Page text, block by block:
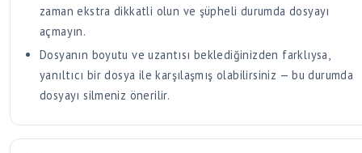
zaman ekstra dikkatli olun ve şüpheli durumda dosyayı
açmayın.
Dosyanın boyutu ve uzantısı beklediğinizden farklıysa,
yanıltıcı bir dosya ile karşılaşmış olabilirsiniz — bu durumda
dosyayı silmeniz önerilir.